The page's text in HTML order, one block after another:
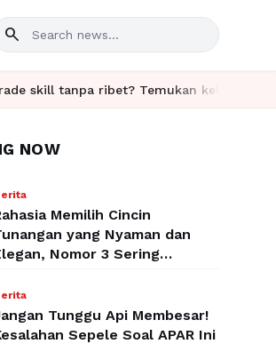
search
ribet? Temukan kelas seru dan
NOW
Memilih Cincin
yang Nyaman dan
Nomor 3 Sering
Tunggu Api Membesar!
Sepele Soal APAR Ini